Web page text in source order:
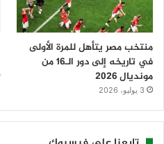
منتخب مصر يتأهل للمرة الأولى
في تاريخه إلى دور الـ16 من
مونديال 2026
3 يوليو، 2026